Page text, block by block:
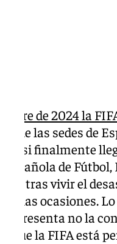
de 2024 la
de las sedes de
si finalmente
Española de
tras vivir el
ocasiones.
representa no la
que la FIFA está